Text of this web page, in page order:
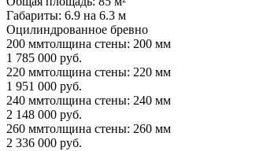
Габариты: 6.9 на 6.3 м
Оцилиндрованное бревно
200 ммтолщина стены: 200 мм
1 785 000 руб.
220 ммтолщина стены: 220 мм
1 951 000 руб.
240 ммтолщина стены: 240 мм
2 148 000 руб.
260 ммтолщина стены: 260 мм
2 336 000 руб.